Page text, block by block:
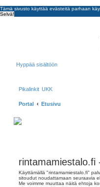
Tämä sivusto käyttää evästeitä parhaan
Selvä!
Hyppää sisältöön
Pikalinkit UKK
Portal Etusivu
rintamamiestalo.fi
Käyttämällä "rintamamiestalo.fi"
sitoudut noudattamaan seuraavia
Me voimme muuttaa näitä ehtoja